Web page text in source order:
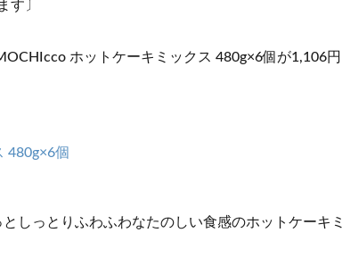
す〕
ホットケーキミックス 480g×6個が1,106円
480g×6個
しっとりふわふわなたのしい食感のホットケーキミ